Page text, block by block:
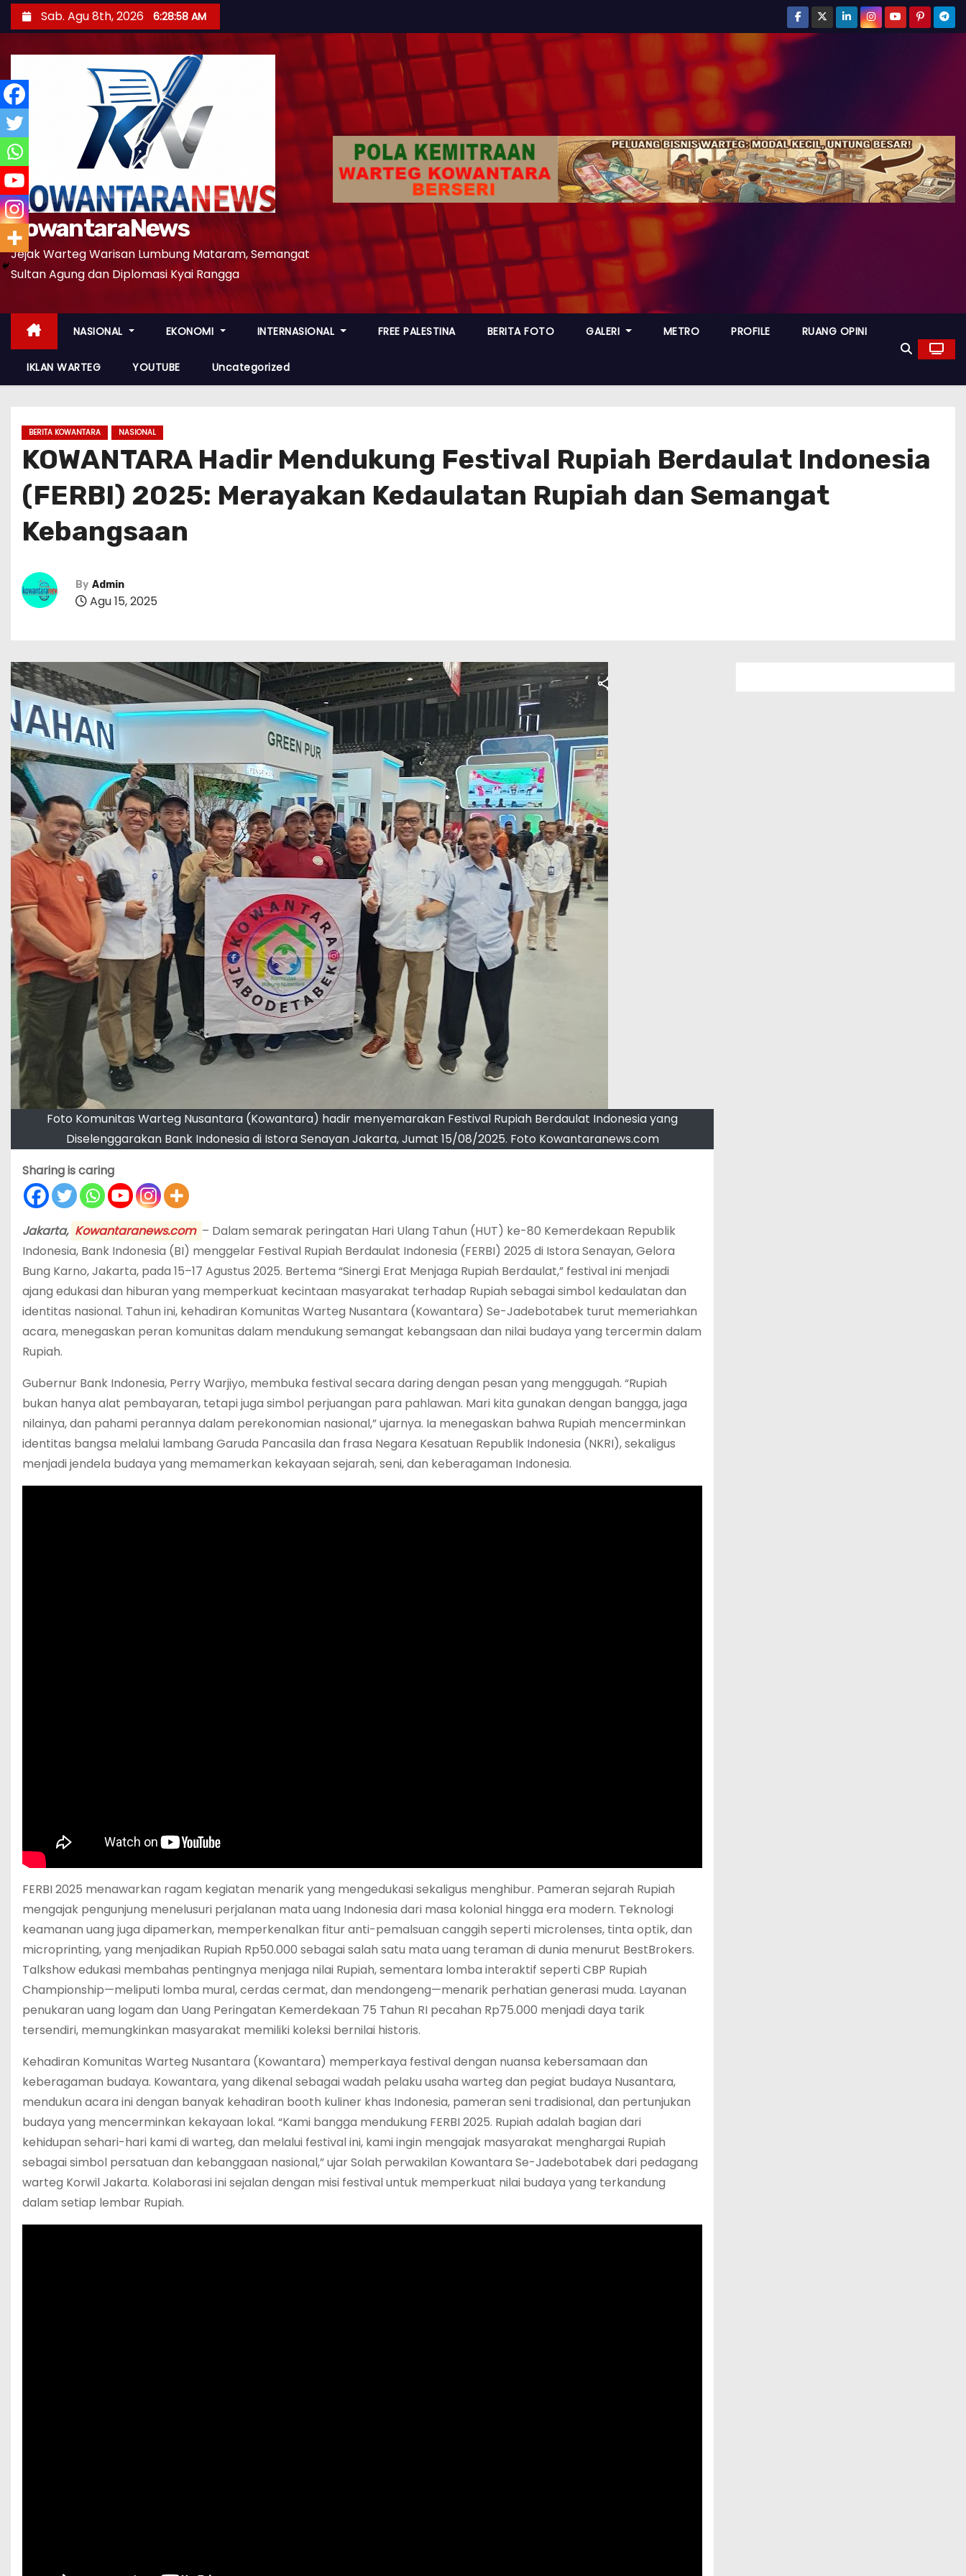
k
t
o
n
e
t
Sab. Agu 8th, 2026 6:29:00 AM
KowantaraNews
Jejak Warteg Warisan Lumbung Mataram, Semangat
Sultan Agung dan Diplomasi Kyai Rangga
NASIONAL EKONOMI INTERNASIONAL FREE PALESTINA BERITA FOTO GALERI METRO PROFILE RUANG OPINI
IKLAN WARTEG YOUTUBE Uncategorized
BERITA KOWANTARA NASIONAL
KOWANTARA Hadir Mendukung Festival Rupiah Berdaulat Indonesia
(FERBI) 2025: Merayakan Kedaulatan Rupiah dan Semangat
Kebangsaan
By Admin
Agu 15, 2025
Foto Komunitas Warteg Nusantara (Kowantara) hadir menyemarakan Festival Rupiah Berdaulat Indonesia yang
Diselenggarakan Bank Indonesia di Istora Senayan Jakarta, Jumat 15/08/2025. Foto Kowantaranews.com
Sharing is caring
Jakarta, Kowantaranews.com – Dalam semarak peringatan Hari Ulang Tahun (HUT) ke-80 Kemerdekaan Republik
Indonesia, Bank Indonesia (BI) menggelar Festival Rupiah Berdaulat Indonesia (FERBI) 2025 di Istora Senayan, Gelora
Bung Karno, Jakarta, pada 15–17 Agustus 2025. Bertema “Sinergi Erat Menjaga Rupiah Berdaulat,” festival ini menjadi
ajang edukasi dan hiburan yang memperkuat kecintaan masyarakat terhadap Rupiah sebagai simbol kedaulatan dan
identitas nasional. Tahun ini, kehadiran Komunitas Warteg Nusantara (Kowantara) Se-Jadebotabek turut memeriahkan
acara, menegaskan peran komunitas dalam mendukung semangat kebangsaan dan nilai budaya yang tercermin dalam
Rupiah.
Gubernur Bank Indonesia, Perry Warjiyo, membuka festival secara daring dengan pesan yang menggugah. “Rupiah
bukan hanya alat pembayaran, tetapi juga simbol perjuangan para pahlawan. Mari kita gunakan dengan bangga, jaga
nilainya, dan pahami perannya dalam perekonomian nasional,” ujarnya. Ia menegaskan bahwa Rupiah mencerminkan
identitas bangsa melalui lambang Garuda Pancasila dan frasa Negara Kesatuan Republik Indonesia (NKRI), sekaligus
menjadi jendela budaya yang memamerkan kekayaan sejarah, seni, dan keberagaman Indonesia.
FERBI 2025 menawarkan ragam kegiatan menarik yang mengedukasi sekaligus menghibur. Pameran sejarah Rupiah
mengajak pengunjung menelusuri perjalanan mata uang Indonesia dari masa kolonial hingga era modern. Teknologi
keamanan uang juga dipamerkan, memperkenalkan fitur anti-pemalsuan canggih seperti microlenses, tinta optik, dan
microprinting, yang menjadikan Rupiah Rp50.000 sebagai salah satu mata uang teraman di dunia menurut BestBrokers.
Talkshow edukasi membahas pentingnya menjaga nilai Rupiah, sementara lomba interaktif seperti CBP Rupiah
Championship—meliputi lomba mural, cerdas cermat, dan mendongeng—menarik perhatian generasi muda. Layanan
penukaran uang logam dan Uang Peringatan Kemerdekaan 75 Tahun RI pecahan Rp75.000 menjadi daya tarik
tersendiri, memungkinkan masyarakat memiliki koleksi bernilai historis.
Kehadiran Komunitas Warteg Nusantara (Kowantara) memperkaya festival dengan nuansa kebersamaan dan
keberagaman budaya. Kowantara, yang dikenal sebagai wadah pelaku usaha warteg dan pegiat budaya Nusantara,
mendukun acara ini dengan banyak kehadiran booth kuliner khas Indonesia, pameran seni tradisional, dan pertunjukan
budaya yang mencerminkan kekayaan lokal. “Kami bangga mendukung FERBI 2025. Rupiah adalah bagian dari
kehidupan sehari-hari kami di warteg, dan melalui festival ini, kami ingin mengajak masyarakat menghargai Rupiah
sebagai simbol persatuan dan kebanggaan nasional,” ujar Solah perwakilan Kowantara Se-Jadebotabek dari pedagang
warteg Korwil Jakarta. Kolaborasi ini sejalan dengan misi festival untuk memperkuat nilai budaya yang terkandung
dalam setiap lembar Rupiah.